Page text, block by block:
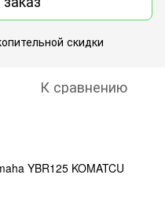
скидки
К сравнению
YBR125 KOMATCU